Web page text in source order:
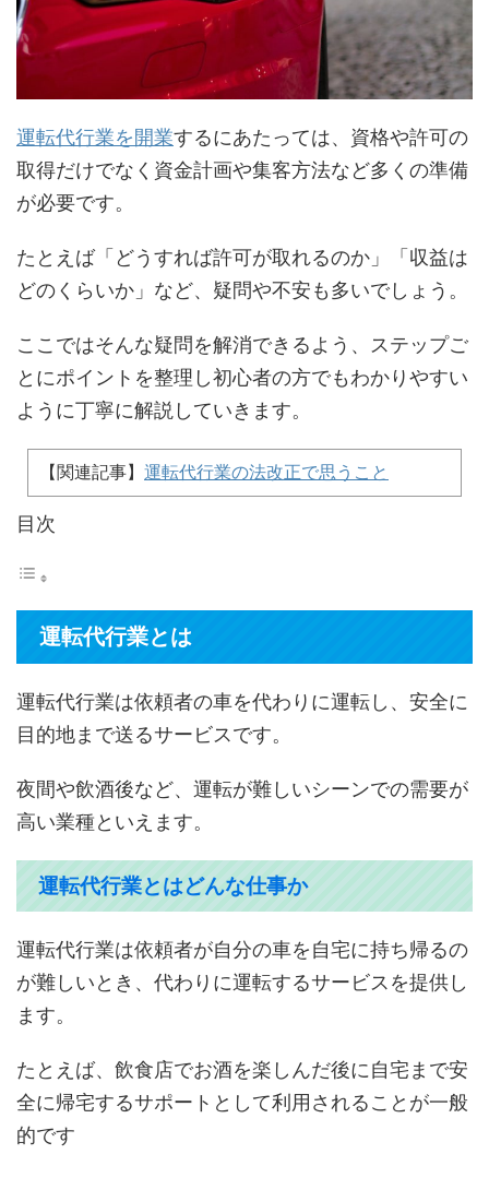
運転代行業を開業するにあたっては、資格や許可の
取得だけでなく資金計画や集客方法など多くの準備
が必要です。
たとえば「どうすれば許可が取れるのか」「収益は
どのくらいか」など、疑問や不安も多いでしょう。
ここではそんな疑問を解消できるよう、ステップご
とにポイントを整理し初心者の方でもわかりやすい
ように丁寧に解説していきます。
【関連記事】 運転代行業の法改正で思うこと
目次
運転代行業とは
運転代行業は依頼者の車を代わりに運転し、安全に
目的地まで送るサービスです。
夜間や飲酒後など、運転が難しいシーンでの需要が
高い業種といえます。
運転代行業とはどんな仕事か
運転代行業は依頼者が自分の車を自宅に持ち帰るの
が難しいとき、代わりに運転するサービスを提供し
ます。
たとえば、飲食店でお酒を楽しんだ後に自宅まで安
全に帰宅するサポートとして利用されることが一般
的です